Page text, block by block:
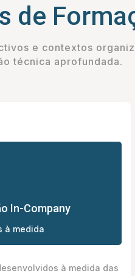
de
e contextos
técnica aprofundada.
In-Company
à medida
à medida das